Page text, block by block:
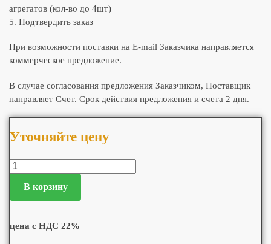
агрегатов (кол-во до 4шт)
5. Подтвердить заказ
При возможности поставки на E-mail Заказчика направляется
коммерческое предложение.
В случае согласования предложения Заказчиком, Поставщик
направляет Счет. Срок действия предложения и счета 2 дня.
Уточняйте цену
В корзину
цена с НДС 22%